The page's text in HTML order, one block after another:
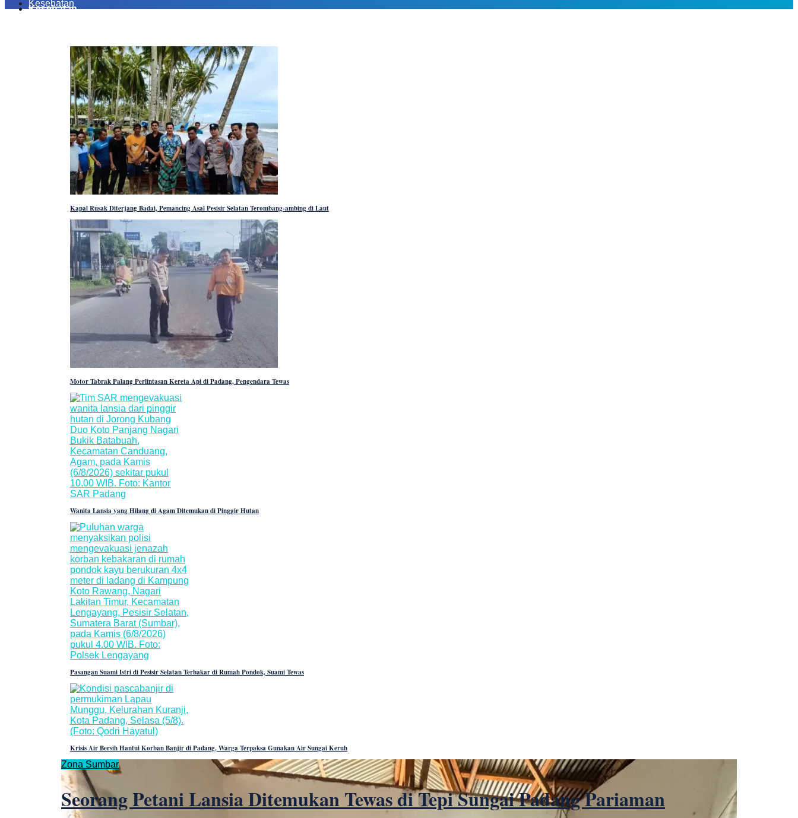
Kesehatan
Kesehatan
Kapal Rusak Diterjang Badai, Pemancing Asal Pesisir Selatan Terombang-ambing di Laut
Motor Tabrak Palang Perlintasan Kereta Api di Padang, Pengendara Tewas
Wanita Lansia yang Hilang di Agam Ditemukan di Pinggir Hutan
Pasangan Suami Istri di Pesisir Selatan Terbakar di Rumah Pondok, Suami Tewas
Krisis Air Bersih Hantui Korban Banjir di Padang, Warga Terpaksa Gunakan Air Sungai Keruh
Zona Sumbar
Seorang Petani Lansia Ditemukan Tewas di Tepi Sungai Padang Pariaman